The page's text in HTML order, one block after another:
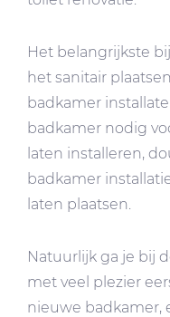
Het belangrijkste
het sanitair
badkamer
badkamer nodig
laten installeren,
badkamer
laten plaatsen.
Natuurlijk ga je bij
met veel plezier
nieuwe badkamer,